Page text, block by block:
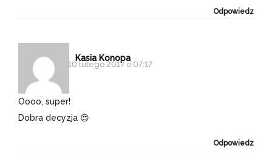
Odpowiedz
Kasia Konopa
10 lutego 2017 o 07:17
Oooo, super!
Dobra decyzja 😍
Odpowiedz